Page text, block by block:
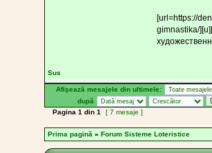
[url=https://
gimnastika/
Sus
Afişează mesajele din ultimele:
după
Pagina 1 din 1 [ 7 mesaje ]
Prima pagină » Forum Sisteme Loteristice